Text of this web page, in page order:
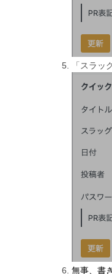
「スラ
無事、書